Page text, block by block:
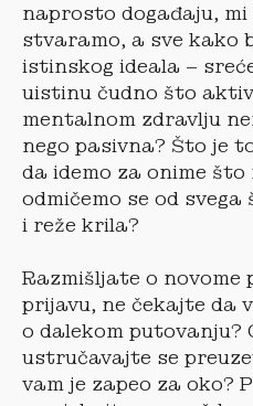
naprosto događaju, mi
stvaramo, a sve kako
istinskog ideala –
uistinu čudno što
mentalnom zdravlju
nego pasivna? Što je
da idemo za onime
odmičemo se od
i reže krila?
Razmišljate o novome
prijavu, ne čekajte da
o dalekom putovanju?
ustručavajte se
vam je zapeo za oko?